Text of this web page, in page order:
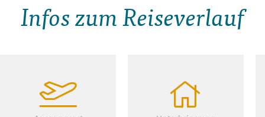
Infos zum Reiseverlauf